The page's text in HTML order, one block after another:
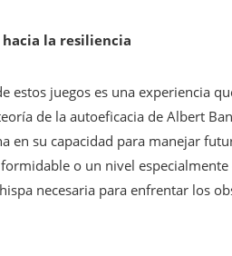
la resiliencia
estos juegos es una experiencia
de la autoeficacia de Albert
en su capacidad para manejar
o un nivel
necesaria para enfrentar los